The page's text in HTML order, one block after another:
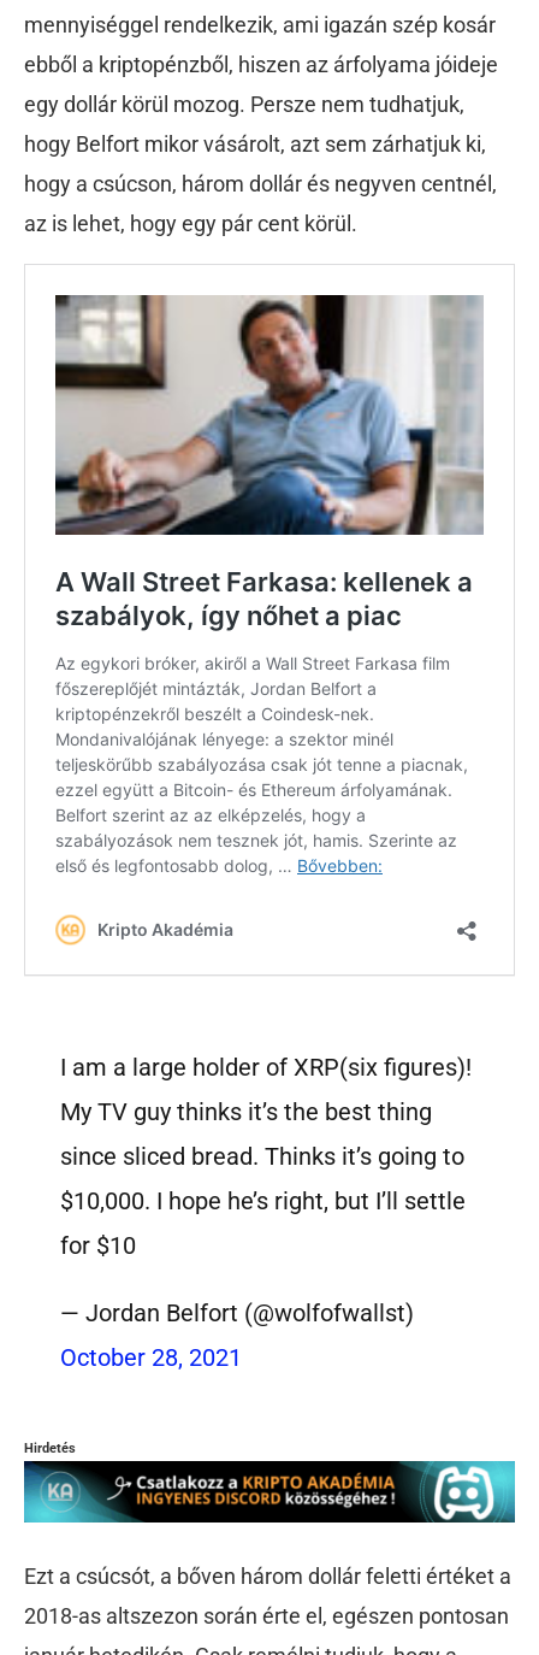
mennyiséggel rendelkezik, ami igazán szép kosár
ebből a kriptopénzből, hiszen az árfolyama jóideje
egy dollár körül mozog. Persze nem tudhatjuk,
hogy Belfort mikor vásárolt, azt sem zárhatjuk ki,
hogy a csúcson, három dollár és negyven centnél,
az is lehet, hogy egy pár cent körül.
I am a large holder of XRP(six figures)!
My TV guy thinks it’s the best thing
since sliced bread. Thinks it’s going to
$10,000. I hope he’s right, but I’ll settle
for $10
— Jordan Belfort (@wolfofwallst)
October 28, 2021
Hirdetés
Ezt a csúcsót, a bőven három dollár feletti értéket a
2018-as altszezon során érte el, egészen pontosan